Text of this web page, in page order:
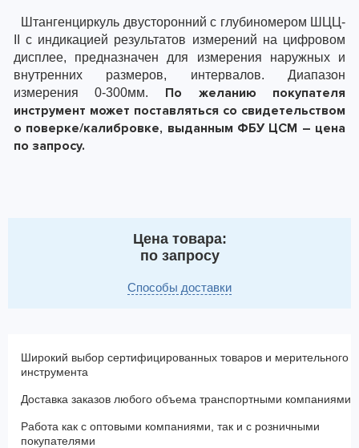
Штангенциркуль двусторонний с глубиномером ШЦЦ-
с индикацией результатов измерений на цифровом
дисплее, предназначен для измерения наружных и
внутренних размеров, интервалов. Диапазон
измерения 0-300мм. По желанию покупателя
инструмент может поставляться со свидетельством
о поверке/калибровке, выданным ФБУ ЦСМ – цена
по запросу.
Цена товара:
по запросу
Способы доставки
Широкий выбор сертифицированных товаров и мерительного
инструмента
Доставка заказов любого объема транспортными компаниями
Работа как с оптовыми компаниями, так и с розничными
покупателями